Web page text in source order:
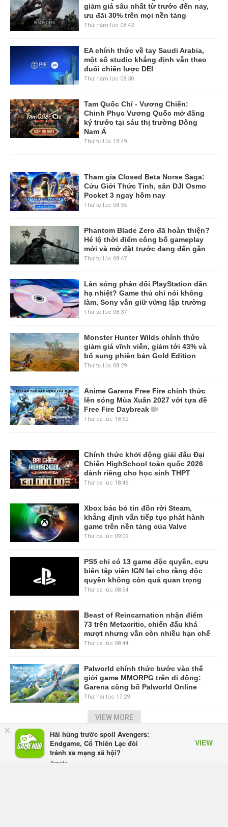
×
Hãi hùng trước spoil Avengers:
Endgame, Cổ Thiên Lạc đòi
tránh xa mạng xã hội?
Appota
VIEW
giảm giá sâu nhất từ trước đến nay,
ưu đãi 30% trên mọi nền tảng
Thứ năm lúc 08:42
EA chính thức về tay Saudi Arabia,
một số studio khẳng định vẫn theo
đuổi chiến lược DEI
Thứ năm lúc 08:30
Tam Quốc Chí - Vương Chiến:
Chinh Phục Vương Quốc mở đăng
ký trước tại sáu thị trường Đông
Nam Á
Thứ tư lúc 18:49
Tham gia Closed Beta Norse Saga:
Cửu Giới Thức Tỉnh, săn DJI Osmo
Pocket 3 ngay hôm nay
Thứ tư lúc 08:55
Phantom Blade Zero đã hoàn thiện?
Hé lộ thời điểm công bố gameplay
mới và mở đặt trước đang đến gần
Thứ tư lúc 08:47
Làn sóng phản đối PlayStation dần
hạ nhiệt? Game thủ chỉ nói không
làm, Sony vẫn giữ vững lập trường
Thứ tư lúc 08:37
Monster Hunter Wilds chính thức
giảm giá vĩnh viễn, giảm tới 43% và
bổ sung phiên bản Gold Edition
Thứ tư lúc 08:29
Anime Garena Free Fire chính thức
lên sóng Mùa Xuân 2027 với tựa đề
Free Fire Daybreak
Thứ ba lúc 18:52
Chính thức khởi động giải đấu Đại
Chiến HighSchool toàn quốc 2026
dành riêng cho học sinh THPT
Thứ ba lúc 18:46
Xbox bác bỏ tin đồn rời Steam,
khẳng định vẫn tiếp tục phát hành
game trên nền tảng của Valve
Thứ ba lúc 09:09
PS5 chỉ có 13 game độc quyền, cựu
biên tập viên IGN lại cho rằng độc
quyền không còn quá quan trọng
Thứ ba lúc 08:54
Beast of Reincarnation nhận điểm
73 trên Metacritic, chiến đấu khá
mượt nhưng vẫn còn nhiều hạn chế
Thứ ba lúc 08:44
Palworld chính thức bước vào thế
giới game MMORPG trên di động:
Garena công bố Palworld Online
Thứ hai lúc 17:29
VIEW MORE
TRANG CHỦ GIFTCODE BẢNG XẾP HẠNG VIDEO
SỰ KIỆN GAME